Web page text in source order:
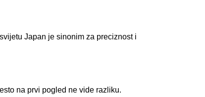
Japan je sinonim za preciznost i
na prvi pogled ne vide razliku.